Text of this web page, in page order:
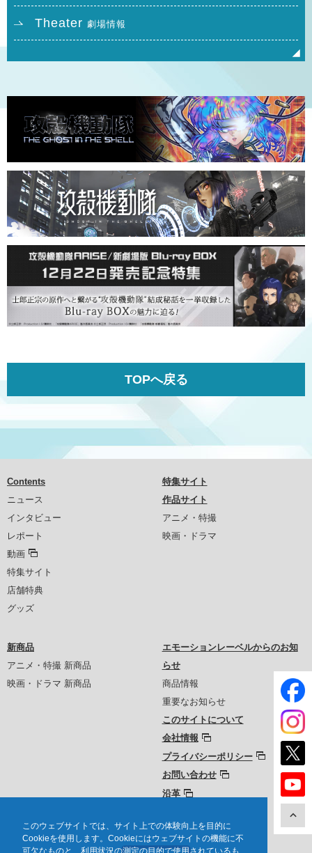
このウェブサイトでは、サイト上での体験向上を目的に
Cookieを使用します。Cookieにはウェブサイトの機能に不
可欠なものと、利用状況の測定の目的で使用されているも
Theater 劇場情報
TOPへ戻る
Contents
ニュース
インタビュー
レポート
動画
特集サイト
店舗特典
グッズ
特集サイト
作品サイト
アニメ・特撮
映画・ドラマ
新商品
アニメ・特撮 新商品
映画・ドラマ 新商品
エモーションレーベルからのお知
らせ
商品情報
重要なお知らせ
このサイトについて
会社情報
プライバシーポリシー
お問い合わせ
沿革